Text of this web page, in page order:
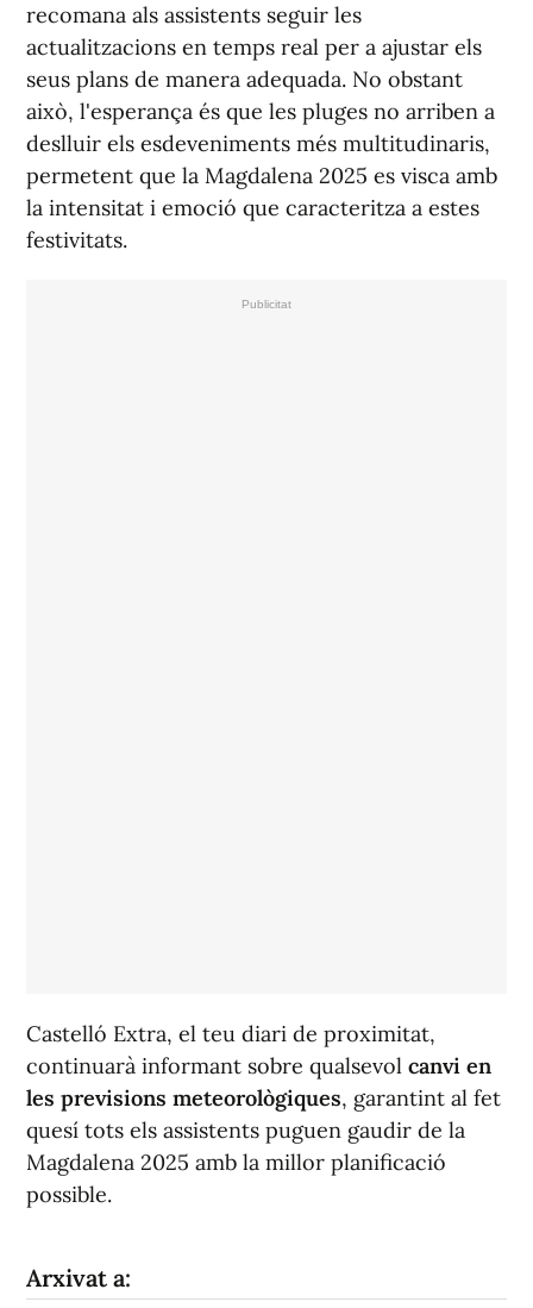
recomana als assistents seguir les
actualitzacions en temps real per a ajustar els
seus plans de manera adequada. No obstant
això, l'esperança és que les pluges no arriben a
deslluir els esdeveniments més multitudinaris,
permetent que la Magdalena 2025 es visca amb
la intensitat i emoció que caracteritza a estes
festivitats.
Castelló Extra, el teu diari de proximitat,
continuarà informant sobre qualsevol canvi en
les previsions meteorològiques, garantint al fet
quesí tots els assistents puguen gaudir de la
Magdalena 2025 amb la millor planificació
possible.
Arxivat a: